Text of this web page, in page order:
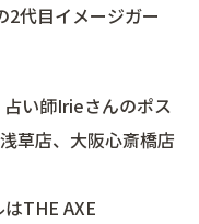
2代目イメージガー
い師Irieさんのポス
草店、大阪心斎橋店
THE AXE